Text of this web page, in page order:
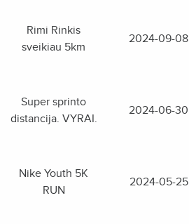
Rimi Rinkis
sveikiau 5km
2024-09-08
Super sprinto
distancija. VYRAI.
2024-06-30
Nike Youth 5K
RUN
2024-05-25